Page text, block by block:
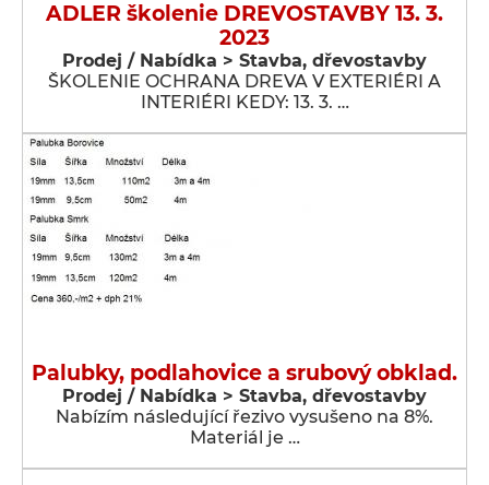
ADLER školenie DREVOSTAVBY 13. 3.
2023
Prodej / Nabídka > Stavba, dřevostavby
ŠKOLENIE OCHRANA DREVA V EXTERIÉRI A
INTERIÉRI KEDY: 13. 3. …
Palubky, podlahovice a srubový obklad.
Prodej / Nabídka > Stavba, dřevostavby
Nabízím následující řezivo vysušeno na 8%.
Materiál je …